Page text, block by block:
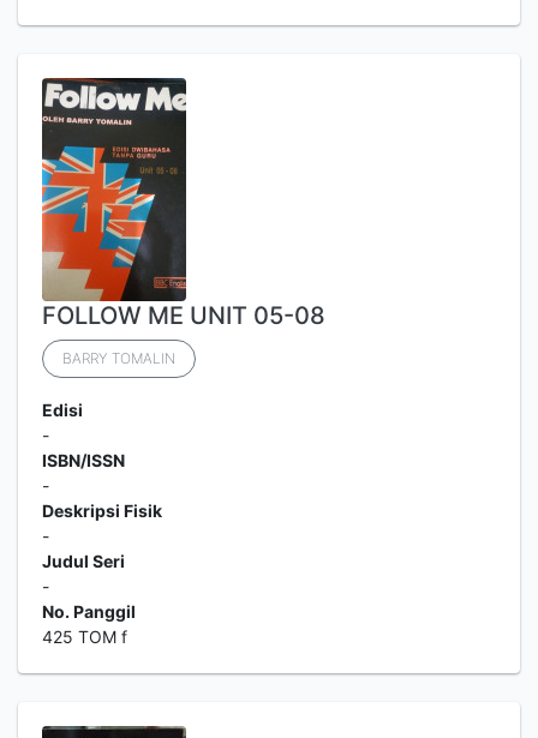
FOLLOW ME UNIT 05-08
BARRY TOMALIN
Edisi
-
ISBN/ISSN
-
Deskripsi Fisik
-
Judul Seri
-
No. Panggil
425 TOM f